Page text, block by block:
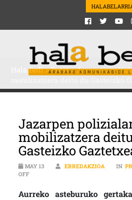
Hala Bedi>Press>Jazarpen
Jazarpen
mobilizatzera
Gasteizko
MAY 13 ERREDAKZIOA IN
OFFON JAZARPEN POLIZIALAREN
Aurreko asteburuko